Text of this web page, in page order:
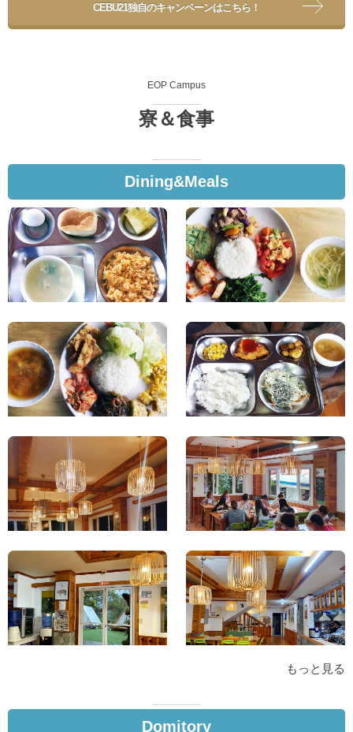
CEBU21独自のキャンペーンはこちら！
EOP Campus
寮＆食事
Dining&Meals
もっと見る
Domitory